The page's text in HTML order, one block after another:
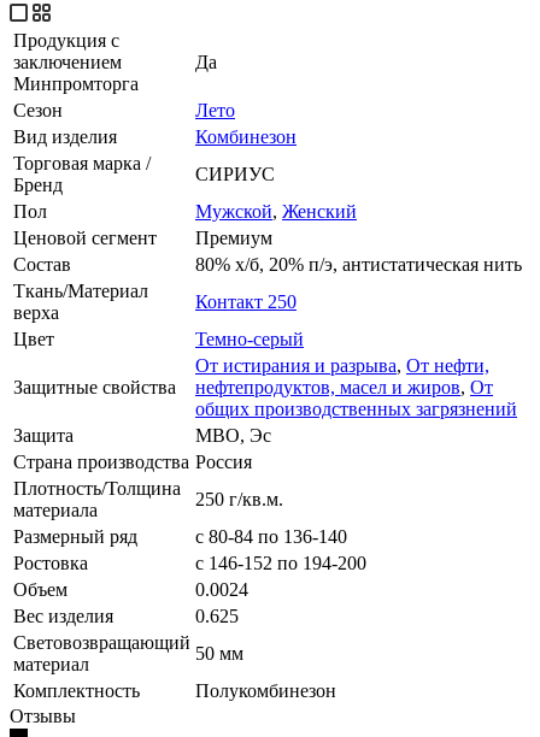
Продукция с
заключением
Минпромторга
Да
Сезон
Лето
Вид изделия
Комбинезон
Торговая марка /
Бренд
СИРИУС
Пол
Мужской, Женский
Ценовой сегмент
Премиум
Состав
80% х/б, 20% п/э, антистатическая нить
Ткань/Материал
верха
Контакт 250
Цвет
Темно-серый
Защитные свойства
От истирания и разрыва, От нефти,
нефтепродуктов, масел и жиров, От
общих производственных загрязнений
Защита
МВО, Эс
Страна производства Россия
Плотность/Толщина
материала
250 г/кв.м.
Размерный ряд
с 80-84 по 136-140
Ростовка
с 146-152 по 194-200
Объем
0.0024
Вес изделия
0.625
Световозвращающий
материал
50 мм
Комплектность
Полукомбинезон
Отзывы